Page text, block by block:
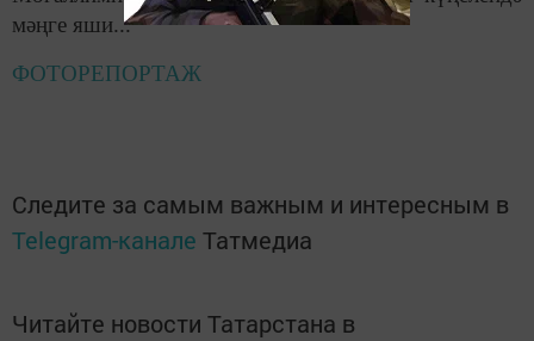
мәңге яши...
ФОТОРЕПОРТАЖ
Следите за самым важным и интересным в
Telegram-канале Татмедиа
Читайте новости Татарстана в